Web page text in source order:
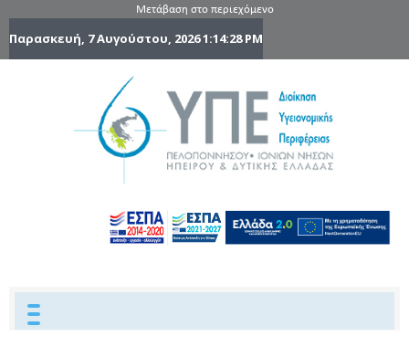
Μετάβαση στο περιεχόμενο
Παρασκευή, 7 Αυγούστου, 20261:14:29 PM
Ηπείρου
Δυτικής
Ελλάδας